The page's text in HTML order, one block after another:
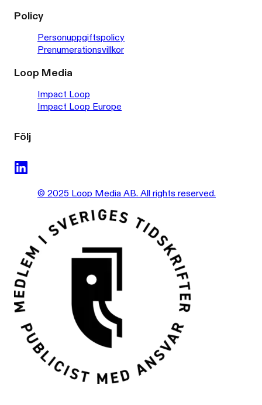
Policy
Personuppgiftspolicy
Prenumerationsvillkor
Loop Media
Impact Loop
Impact Loop Europe
Följ
© 2025 Loop Media AB. All rights reserved.